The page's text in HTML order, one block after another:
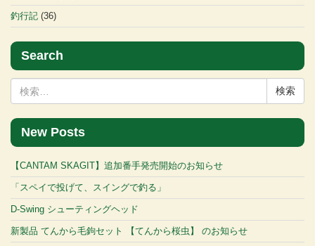
釣行記 (36)
Search
索:
New Posts
【CANTAM SKAGIT】追加番手発売開始のお知らせ
「スペイで投げて、スイングで釣る」
D-Swing シューティングヘッド
新製品 てんから毛鉤セット 【てんから桜虫】 のお知らせ